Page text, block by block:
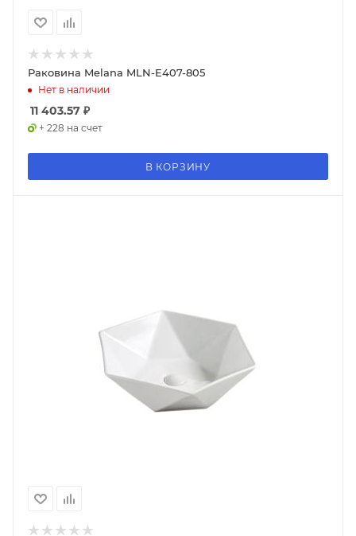
Раковина Melana MLN-E407-805
Нет в наличии
11 403.57 ₽
+ 228 на счет
В КОРЗИНУ